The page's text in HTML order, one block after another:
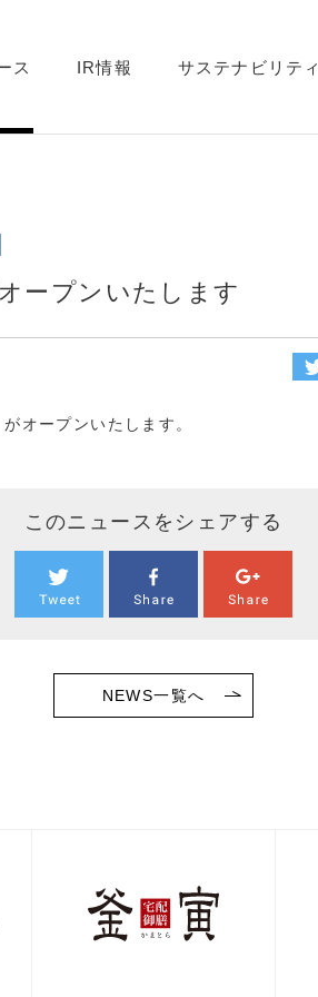
ス IR情報 サステナビリティ
ープンいたします
がオープンいたします。
このニュースをシェアする
NEWS一覧へ